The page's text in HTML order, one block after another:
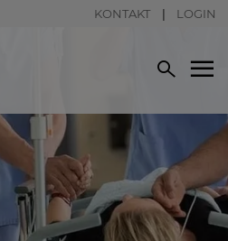
KONTAKT LOGIN